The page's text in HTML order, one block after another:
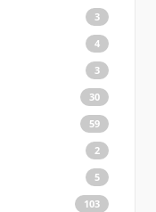
3
4
3
30
59
2
5
103